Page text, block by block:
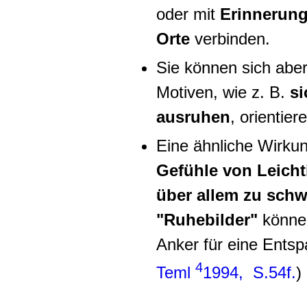
oder mit
Orte verbinden.
Sie können sich
Motiven, wie z. B.
ausruhen,
Eine ähnliche
Gefühle von
über allem zu
"Ruhebilder"
Anker für eine
Teml 41994, S.54f.)